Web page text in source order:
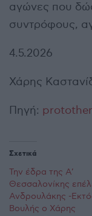
αγώνες που
συντρόφους,
4.5.2026
Χάρης
Πηγή:
Σχετικά
Την έδρα της Α’
Θεσσαλονίκης
Ανδρουλάκης -
Βουλής ο Χάρης